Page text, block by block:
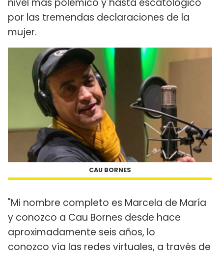
nivel más polémico y hasta escatológico
por las tremendas declaraciones de la
mujer.
CAU BORNES
"Mi nombre completo es Marcela de María
y conozco a Cau Bornes desde hace
aproximadamente seis años, lo
conozco vía las redes virtuales, a través de